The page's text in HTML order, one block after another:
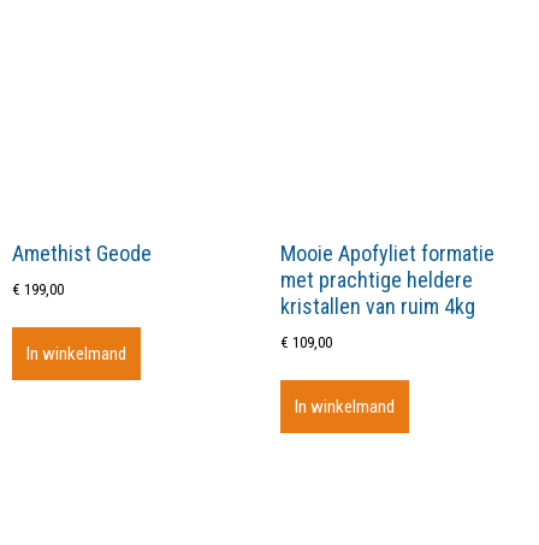
Amethist Geode
€ 199,00
In winkelmand
Mooie Apofyliet formatie
met prachtige heldere
kristallen van ruim 4kg
€ 109,00
In winkelmand